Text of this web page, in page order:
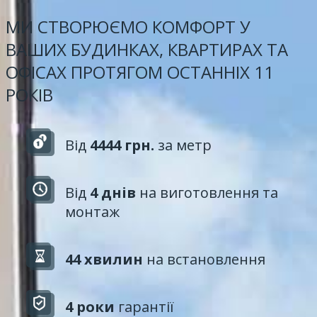
МИ СТВОРЮЄМО КОМФОРТ У
ВАШИХ БУДИНКАХ, КВАРТИРАХ ТА
ОФІСАХ ПРОТЯГОМ ОСТАННІХ 11
РОКІВ
Від 4444 грн. за метр
Від 4 днів на виготовлення та
монтаж
44 хвилин на встановлення
4 роки гарантії